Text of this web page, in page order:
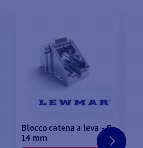
Blocco catena a leva - Ø
14 mm